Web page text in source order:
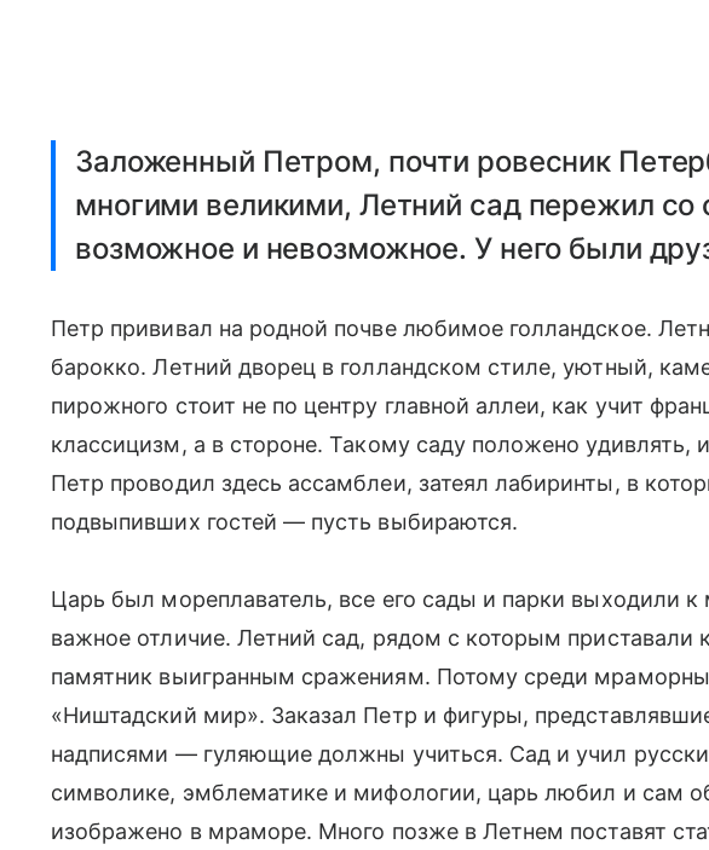
Заложенный Петром, почти ровесник
многими великими, Летний сад пережил со
возможное и невозможное. У него были
Петр прививал на родной почве любимое голландское.
барокко. Летний дворец в голландском стиле, уютный,
пирожного стоит не по центру главной аллеи, как учит
классицизм, а в стороне. Такому саду положено удивлять,
Петр проводил здесь ассамблеи, затеял лабиринты, в
подвыпивших гостей — пусть выбираются.
Царь был мореплаватель, все его сады и парки выходили
важное отличие. Летний сад, рядом с которым приставали
памятник выигранным сражениям. Потому среди
«Ништадский мир». Заказал Петр и фигуры,
надписями — гуляющие должны учиться. Сад и учил
символике, эмблематике и мифологии, царь любил и сам
изображено в мраморе. Много позже в Летнем поставят